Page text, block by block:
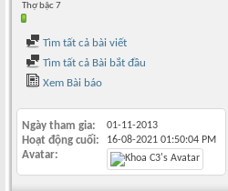
Thợ bậc 7
Tìm tất cả bài viết
Tìm tất cả Bài bắt đầu
Xem Bài báo
Ngày tham gia 01-11-2013
Hoạt động cuối 16-08-2021 01:50:04 PM
Avatar